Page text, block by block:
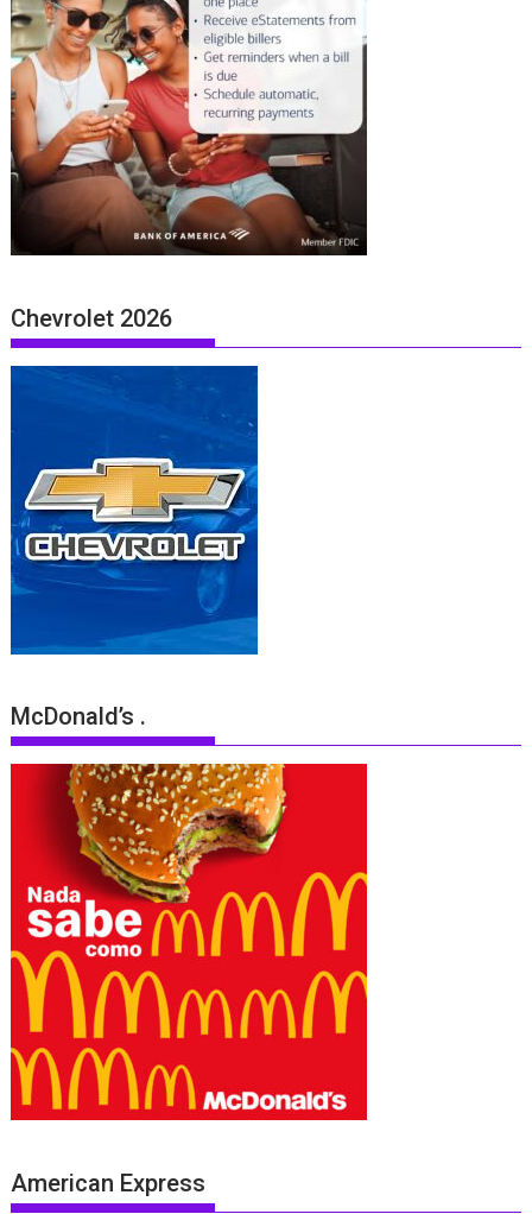
Chevrolet 2026
McDonald’s .
American Express